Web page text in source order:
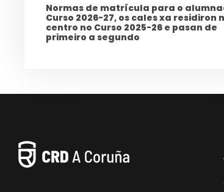
Normas de matrícula para o
Curso 2026-27, os cales xa residiron
centro no Curso 2025-26 e pasan de
primeiro a segundo